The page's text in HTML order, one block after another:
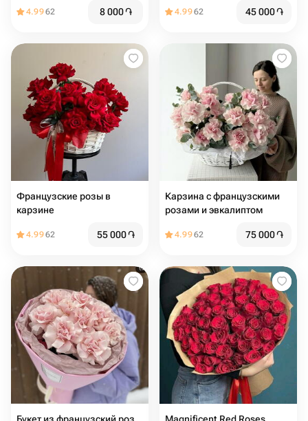
4.9962 8 000֏ 4.9962 45 000֏
Французские розы в
карзине
4.9962 55 000֏
Карзина с французскими
розами и эвкалиптом
4.9962 75 000֏